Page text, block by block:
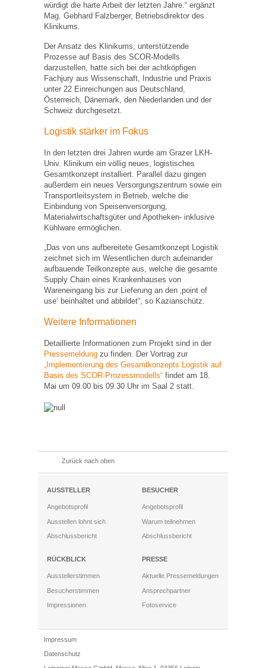
würdigt die harte Arbeit der letzten Jahre.“ ergänzt
Mag. Gebhard Falzberger, Betriebsdirektor des
Klinikums.
Der Ansatz des Klinikums, unterstützende
Prozesse auf Basis des SCOR-Modells
darzustellen, hatte sich bei der achtköpfigen
Fachjury aus Wissenschaft, Industrie und Praxis
unter 22 Einreichungen aus Deutschland,
Österreich, Dänemark, den Niederlanden und der
Schweiz durchgesetzt.
Logistik stärker im Fokus
In den letzten drei Jahren wurde am Grazer LKH-
Univ. Klinikum ein völlig neues, logistisches
Gesamtkonzept installiert. Parallel dazu gingen
außerdem ein neues Versorgungszentrum sowie ein
Transportleitsystem in Betrieb, welche die
Einbindung von Speisenversorgung,
Materialwirtschaftsgüter und Apotheken- inklusive
Kühlware ermöglichen.
„Das von uns aufbereitete Gesamtkonzept Logistik
zeichnet sich im Wesentlichen durch aufeinander
aufbauende Teilkonzepte aus, welche die gesamte
Supply Chain eines Krankenhauses von
Wareneingang bis zur Lieferung an den ‚point of
use‘ beinhaltet und abbildet“, so Kazianschütz.
Weitere Informationen
Detaillierte Informationen zum Projekt sind in der
Pressemeldung zu finden. Der Vortrag zur
„Implementierung des Gesamtkonzepts Logistik auf
Basis des SCOR-Prozessmodells“ findet am 18.
Mai um 09.00 bis 09.30 Uhr im Saal 2 statt.
Zurück nach oben
AUSSTELLER
Angebotsprofil
Ausstellen lohnt sich
Abschlussbericht
BESUCHER
Angebotsprofil
Warum teilnehmen
Abschlussbericht
RÜCKBLICK
Ausstellerstimmen
Besucherstimmen
Impressionen
PRESSE
Aktuelle Pressemeldungen
Ansprechpartner
Fotoservice
Impressum
Datenschutz